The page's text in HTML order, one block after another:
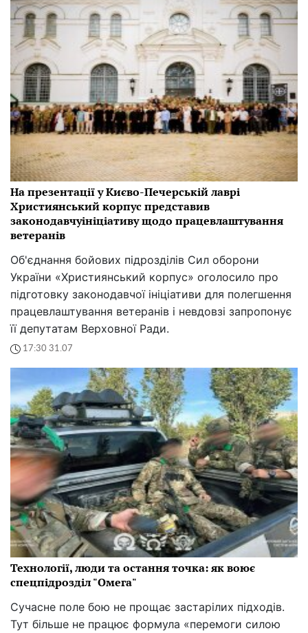
На презентації у Києво-Печерській лаврі
Християнський корпус представив
законодавчуініціативу щодо працевлаштування
ветеранів
Об'єднання бойових підрозділів Сил оборони
України «Християнський корпус» оголосило про
підготовку законодавчої ініціативи для полегшення
працевлаштування ветеранів і невдовзі запропонує
її депутатам Верховної Ради.
17:30 31.07
Технології, люди та остання точка: як воює
спецпідрозділ "Омега"
Сучасне поле бою не прощає застарілих підходів.
Тут більше не працює формула «перемоги силою